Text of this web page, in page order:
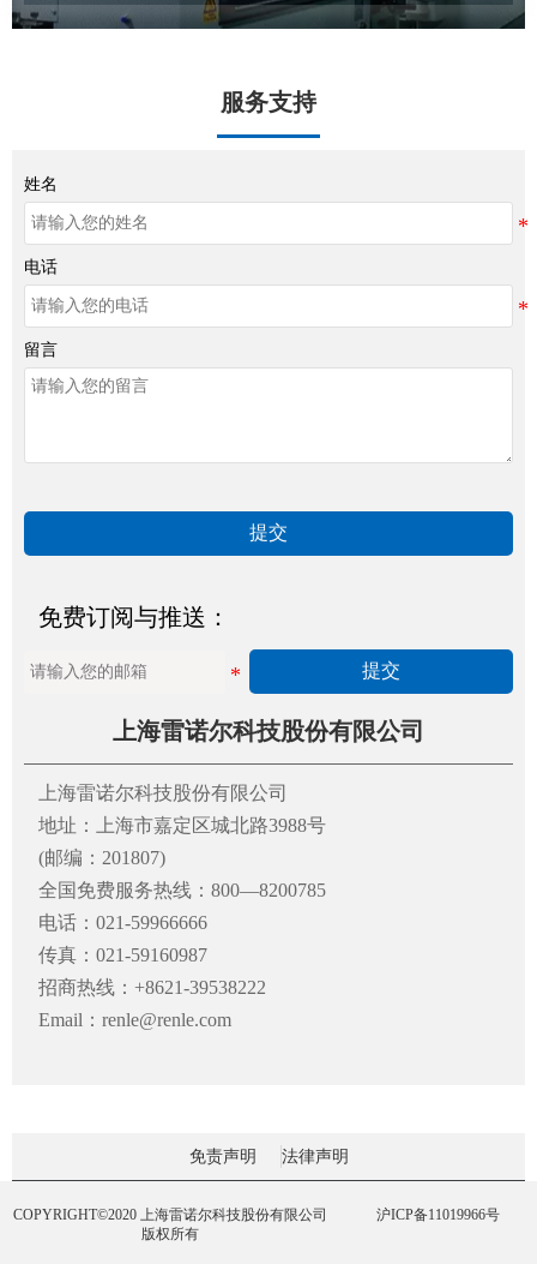
服务支持
姓名
电话
留言
提交
免费订阅与推送：
提交
上海雷诺尔科技股份有限公司
上海雷诺尔科技股份有限公司
地址：上海市嘉定区城北路3988号
(邮编：201807)
全国免费服务热线：800—8200785
电话：021-59966666
传真：021-59160987
招商热线：+8621-39538222
Email：renle@renle.com
免责声明 法律声明
COPYRIGHT©2020 上海雷诺尔科技股份有限公司
版权所有
沪ICP备11019966号